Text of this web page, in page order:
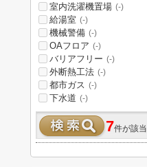
室内洗濯機置場 (-)
給湯室 (-)
機械警備 (-)
OAフロア (-)
バリアフリー (-)
外断熱工法 (-)
都市ガス (-)
下水道 (-)
7件が該当